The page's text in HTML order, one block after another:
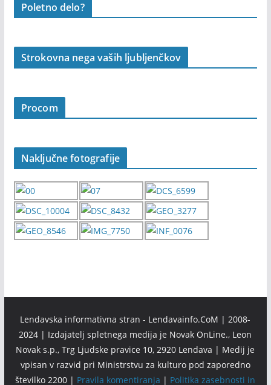
Poletno delo?
Strokovna nega vaših ljubljenčkov
Procom
Naključne fotografije
Lendavska informativna stran - Lendavainfo.CoM | 2008-
2024 | Izdajatelj spletnega medija je Novak OnLine., Leon
Novak s.p., Trg Ljudske pravice 10, 2920 Lendava | Medij je
vpisan v razvid pri Ministrstvu za kulturo pod zaporedno
številko 2200 | Pravila komentiranja | Politika zasebnosti in